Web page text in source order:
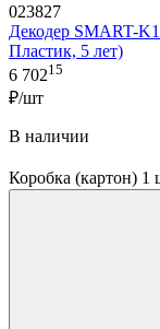
023827
Декодер SMART-
Пластик, 5 лет)
6 70215
₽/шт
В наличии
Коробка (картон)